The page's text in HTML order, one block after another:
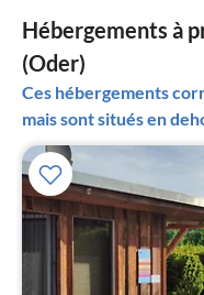
Hébergements à
(Oder)
Ces hébergements
mais sont situés en